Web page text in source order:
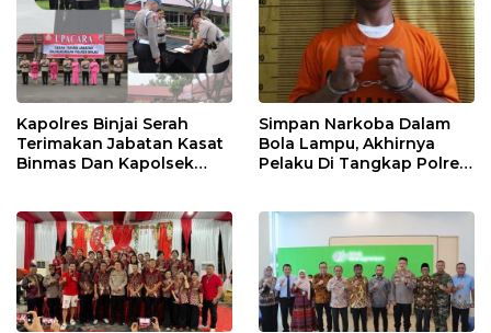
Kapolres Binjai Serah
Terimakan Jabatan Kasat
Binmas Dan Kapolsek
Simpan Narkoba Dalam
Bola Lampu, Akhirnya
Pelaku Di Tangkap Polres